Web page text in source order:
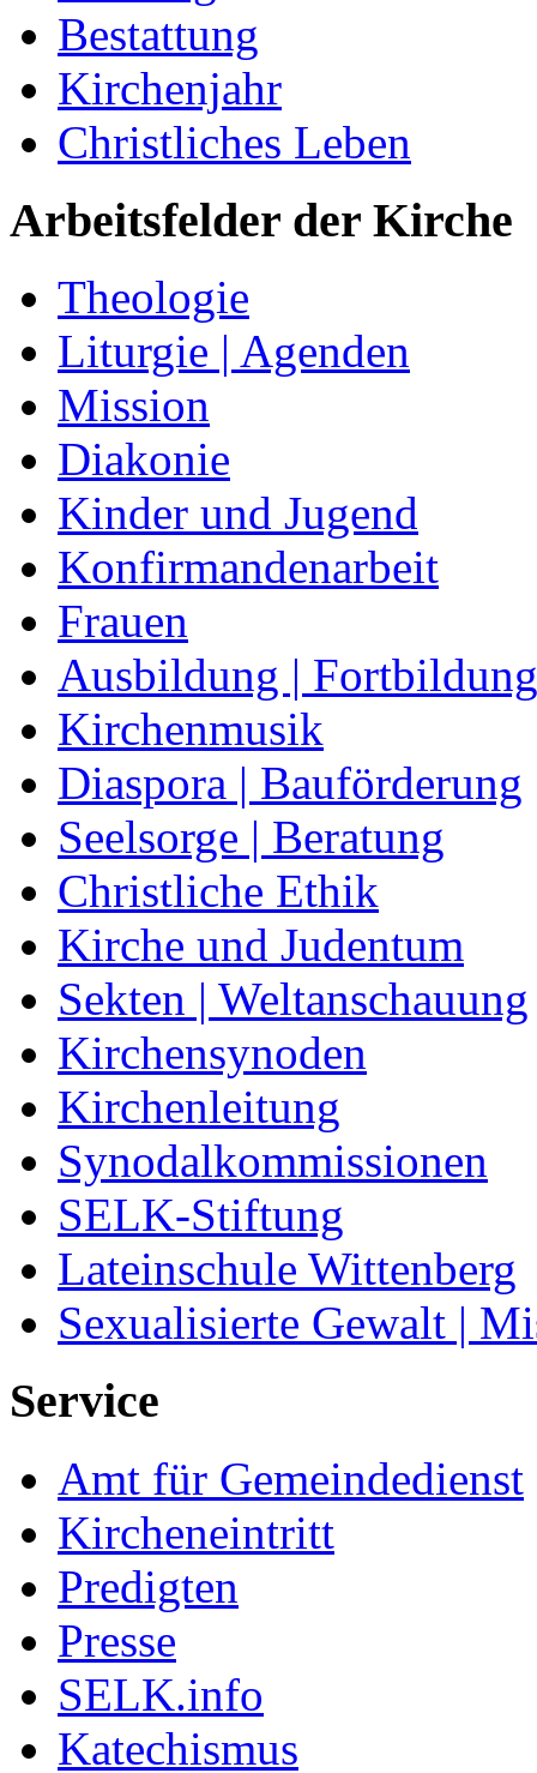
Bestattung
Kirchenjahr
Christliches Leben
Arbeitsfelder der Kirche
Theologie
Liturgie | Agenden
Mission
Diakonie
Kinder und Jugend
Konfirmandenarbeit
Frauen
Ausbildung | Fortbildung
Kirchenmusik
Diaspora | Bauförderung
Seelsorge | Beratung
Christliche Ethik
Kirche und Judentum
Sekten | Weltanschauung
Kirchensynoden
Kirchenleitung
Synodalkommissionen
SELK-Stiftung
Lateinschule Wittenberg
Sexualisierte Gewalt |
Service
Amt für Gemeindedienst
Kircheneintritt
Predigten
Presse
SELK.info
Katechismus